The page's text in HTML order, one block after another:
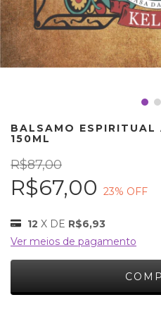
BALSAMO ESPIRITUAL
150ML
R$87,00
R$67,00 23% OFF
12 X DE R$6,93
Ver meios de pagamento